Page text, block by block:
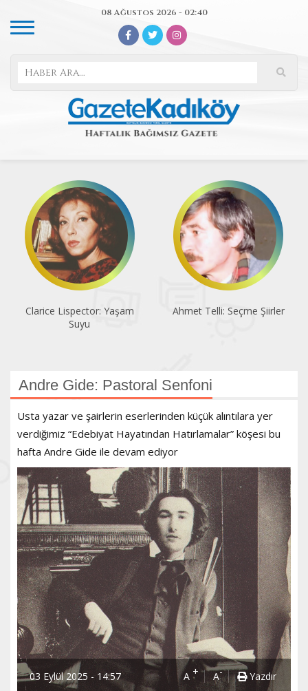
08 Ağustos 2026 - 02:40
Ahmet Telli: Seçme Şiirler
Cervantes: Köşecik ile
Andre Gide: Pastoral Senfoni
Usta yazar ve şairlerin eserlerinden küçük alıntılara yer
verdiğimiz “Edebiyat Hayatından Hatırlamalar” köşesi bu
hafta Andre Gide ile devam ediyor
03 Eylül 2025 - 14:57 A + A- Yazdır